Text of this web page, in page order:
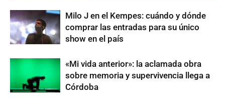
Milo J en el Kempes: cuándo y dónde
comprar las entradas para su único
show en el país
«Mi vida anterior»: la aclamada obra
sobre memoria y supervivencia llega a
Córdoba